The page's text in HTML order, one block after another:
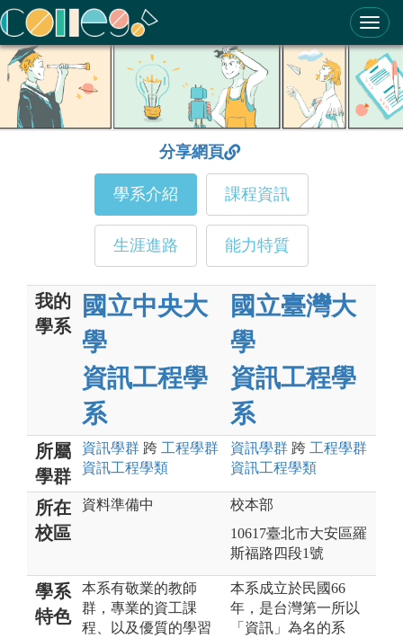
ColleGo! 大學選才與高中育才輔助系統
分享網頁
學系介紹 課程資訊
生涯進路 能力特質
我的
學系
國立中央大
學
資訊工程學
系
國立臺灣大
學
資訊工程學
系
所屬
學群
資訊學群 跨 工程學群
資訊工程學類
資訊學群 跨 工程學群
資訊工程學類
所在
校區
資料準備中
校本部
10617臺北市大安區羅
斯福路四段1號
學系
特色
本系有敬業的教師
群，專業的資工課
程、以及優質的學習
本系成立於民國66
年，是台灣第一所以
「資訊」為名的系